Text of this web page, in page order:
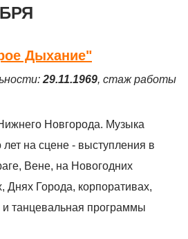
Дыхание"
29.11.1969, стаж работы
Новгорода. Музыка
на сцене - выступления в
Вене, на Новогодних
Днях Города, корпоративах,
танцевальная программы